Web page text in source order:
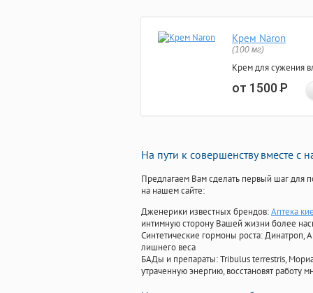
Крем Naron
(100 мг)
Крем для сужения
от 1500Р
На пути к совершенству вместе с
Предлагаем Вам сделать первый шаг для
на нашем сайте:
Дженерики известных брендов:Аптека
интимную сторону Вашей жизни более
Синтетические гормоны роста: Динатроп,
лишнего веса
БАДы и препараты:Tribulus terrestris,
утраченную энергию, восстановят работу